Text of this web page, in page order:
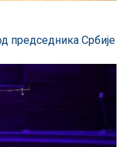
председника Србије